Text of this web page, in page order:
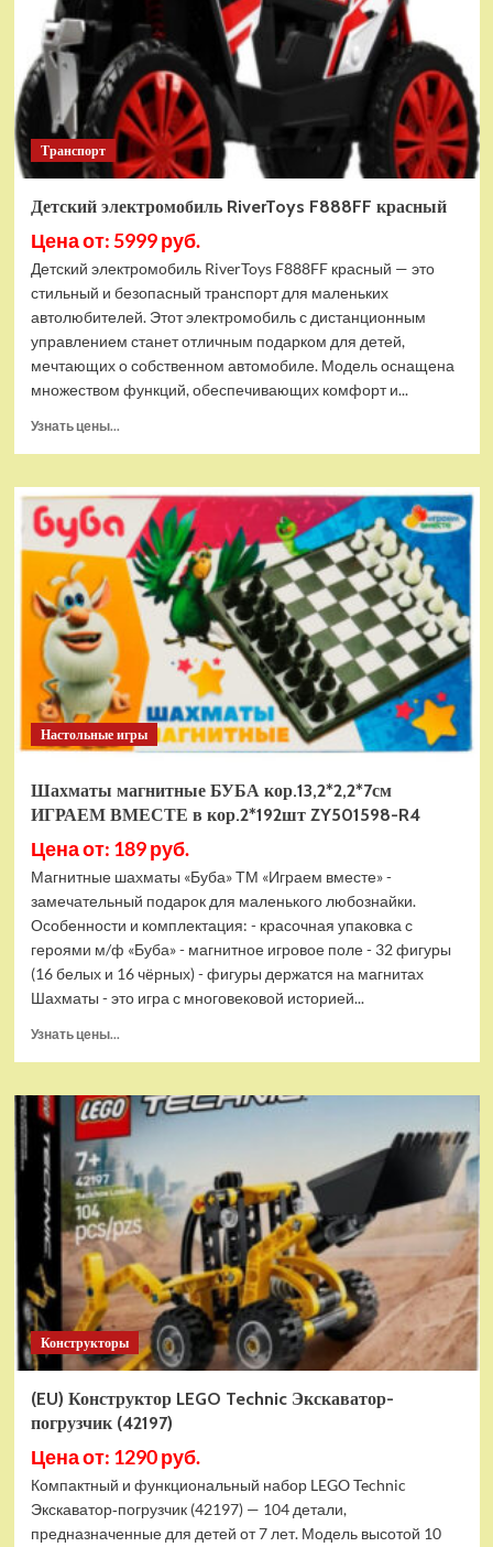
Транспорт
Детский электромобиль RiverToys F888FF красный
Цена от: 5999 руб.
Детский электромобиль RiverToys F888FF красный — это
стильный и безопасный транспорт для маленьких
автолюбителей. Этот электромобиль с дистанционным
управлением станет отличным подарком для детей,
мечтающих о собственном автомобиле. Модель оснащена
множеством функций, обеспечивающих комфорт и...
Узнать цены...
Детский
электромобиль
RiverToys
F888FF
красный
Настольные игры
Шахматы магнитные БУБА кор.13,2*2,2*7см
ИГРАЕМ ВМЕСТЕ в кор.2*192шт ZY501598-R4
Цена от: 189 руб.
Магнитные шахматы «Буба» ТМ «Играем вместе» -
замечательный подарок для маленького любознайки.
Особенности и комплектация: - красочная упаковка с
героями м/ф «Буба» - магнитное игровое поле - 32 фигуры
(16 белых и 16 чёрных) - фигуры держатся на магнитах
Шахматы - это игра с многовековой историей...
Узнать цены...
Шахматы
магнитные
БУБА
ИГРАЕМ
ВМЕСТЕ
в
кор.2*192шт
ZY501598-
R4
Конструкторы
(EU) Конструктор LEGO Technic Экскаватор-
погрузчик (42197)
Цена от: 1290 руб.
Компактный и функциональный набор LEGO Technic
Экскаватор‑погрузчик (42197) — 104 детали,
предназначенные для детей от 7 лет. Модель высотой 10